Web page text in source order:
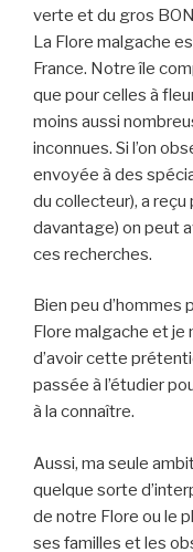
verte et du gros
La Flore malgache
France. Notre île
que pour celles à
moins aussi
inconnues. Si l’on
envoyée à des
du collecteur), a reçu
davantage) on peut
ces recherches.
Bien peu d’hommes
Flore malgache et je
d’avoir cette
passée à l’étudier
à la connaître.
Aussi, ma seule
quelque sorte
de notre Flore ou le
ses familles et les